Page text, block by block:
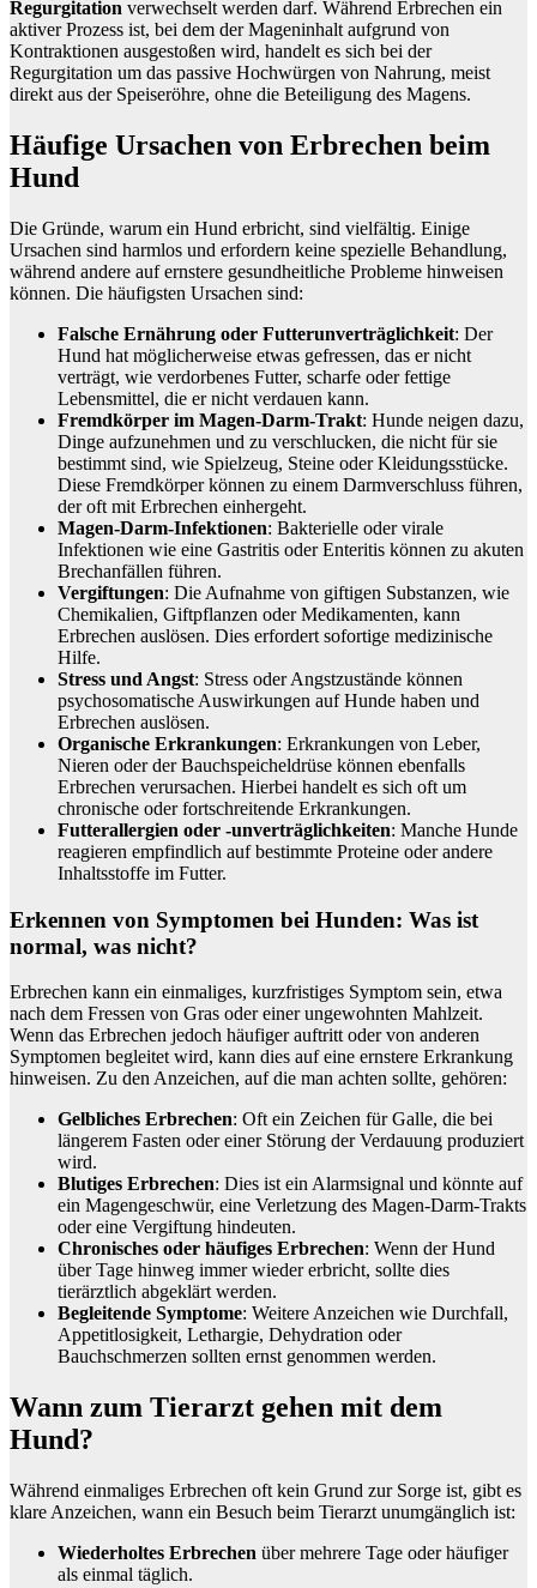
Regurgitation verwechselt werden darf. Während Erbrechen ein
aktiver Prozess ist, bei dem der Mageninhalt aufgrund von
Kontraktionen ausgestoßen wird, handelt es sich bei der
Regurgitation um das passive Hochwürgen von Nahrung, meist
direkt aus der Speiseröhre, ohne die Beteiligung des Magens.
Häufige Ursachen von Erbrechen beim
Hund
Die Gründe, warum ein Hund erbricht, sind vielfältig. Einige
Ursachen sind harmlos und erfordern keine spezielle Behandlung,
während andere auf ernstere gesundheitliche Probleme hinweisen
können. Die häufigsten Ursachen sind:
Falsche Ernährung oder Futterunverträglichkeit: Der
Hund hat möglicherweise etwas gefressen, das er nicht
verträgt, wie verdorbenes Futter, scharfe oder fettige
Lebensmittel, die er nicht verdauen kann.
Fremdkörper im Magen-Darm-Trakt: Hunde neigen dazu,
Dinge aufzunehmen und zu verschlucken, die nicht für sie
bestimmt sind, wie Spielzeug, Steine oder Kleidungsstücke.
Diese Fremdkörper können zu einem Darmverschluss führen,
der oft mit Erbrechen einhergeht.
Magen-Darm-Infektionen: Bakterielle oder virale
Infektionen wie eine Gastritis oder Enteritis können zu akuten
Brechanfällen führen.
Vergiftungen: Die Aufnahme von giftigen Substanzen, wie
Chemikalien, Giftpflanzen oder Medikamenten, kann
Erbrechen auslösen. Dies erfordert sofortige medizinische
Hilfe.
Stress und Angst: Stress oder Angstzustände können
psychosomatische Auswirkungen auf Hunde haben und
Erbrechen auslösen.
Organische Erkrankungen: Erkrankungen von Leber,
Nieren oder der Bauchspeicheldrüse können ebenfalls
Erbrechen verursachen. Hierbei handelt es sich oft um
chronische oder fortschreitende Erkrankungen.
Futterallergien oder -unverträglichkeiten: Manche Hunde
reagieren empfindlich auf bestimmte Proteine oder andere
Inhaltsstoffe im Futter.
Erkennen von Symptomen bei Hunden: Was ist
normal, was nicht?
Erbrechen kann ein einmaliges, kurzfristiges Symptom sein, etwa
nach dem Fressen von Gras oder einer ungewohnten Mahlzeit.
Wenn das Erbrechen jedoch häufiger auftritt oder von anderen
Symptomen begleitet wird, kann dies auf eine ernstere Erkrankung
hinweisen. Zu den Anzeichen, auf die man achten sollte, gehören:
Gelbliches Erbrechen: Oft ein Zeichen für Galle, die bei
längerem Fasten oder einer Störung der Verdauung produziert
wird.
Blutiges Erbrechen: Dies ist ein Alarmsignal und könnte auf
ein Magengeschwür, eine Verletzung des Magen-Darm-Trakts
oder eine Vergiftung hindeuten.
Chronisches oder häufiges Erbrechen: Wenn der Hund
über Tage hinweg immer wieder erbricht, sollte dies
tierärztlich abgeklärt werden.
Begleitende Symptome: Weitere Anzeichen wie Durchfall,
Appetitlosigkeit, Lethargie, Dehydration oder
Bauchschmerzen sollten ernst genommen werden.
Wann zum Tierarzt gehen mit dem
Hund?
Während einmaliges Erbrechen oft kein Grund zur Sorge ist, gibt es
klare Anzeichen, wann ein Besuch beim Tierarzt unumgänglich ist:
Wiederholtes Erbrechen über mehrere Tage oder häufiger
als einmal täglich.